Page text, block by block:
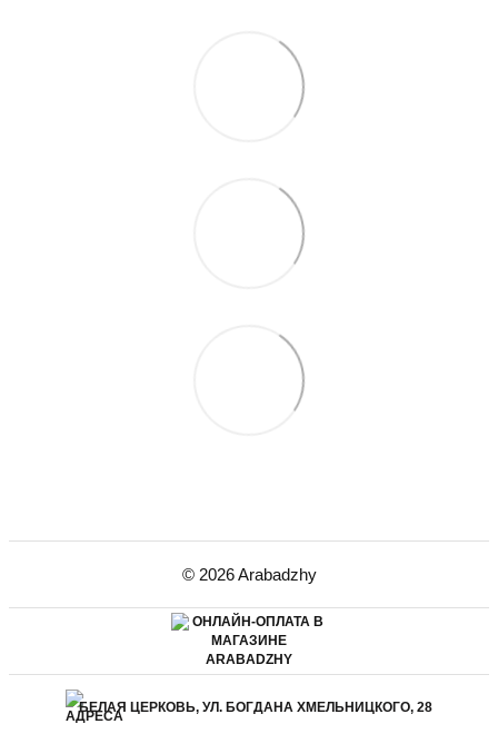
© 2026 Arabadzhy
БЕЛАЯ ЦЕРКОВЬ, УЛ. БОГДАНА ХМЕЛЬНИЦКОГО, 28